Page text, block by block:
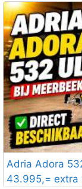
Adria Adora
43.995,= extra